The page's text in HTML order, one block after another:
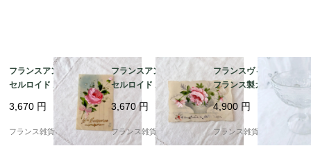
フランスアンティーク
セルロイド ポストカー
ド | ピンク薔薇のブー
ケ ハンドペイント | 19
10－40年代（G004）
3,670 円
フランス雑貨chouchou
フランスアンティーク
セルロイド ポストカー
ド | 薔薇のブーケ ハン
ドペイント | 1900年代
初期（H002）
3,670円
フランス雑貨chouchou
フランスヴィンテージ
フランス製ガラス皿 |
爽やかなレトロフルー
ツ柄 可憐で涼し気な印
象 | 1900年代中頃
4,900 円
フランス雑貨chouchou